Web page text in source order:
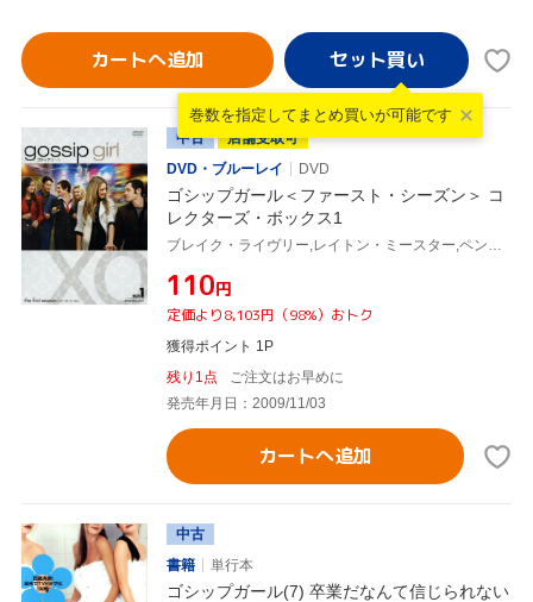
カートへ追加
巻数を指定して まとめ買いが可能です
中古
店舗受取可
DVD・ブルーレイ
DVD
ゴシップガール＜ファースト・シーズン＞ コ
レクターズ・ボックス1
ブレイク・ライヴリー,レイトン・ミースター,ペン・バッジリー,セシリー・フォン・ジーゲザー(原作)
¥110円
定価より8,103円（98%）おトク
獲得ポイント 1P
残り1点
ご注文はお早めに
発売年月日：2009/11/03
カートへ追加
中古
書籍
単行本
ゴシップガール(7) 卒業だなんて信じられない